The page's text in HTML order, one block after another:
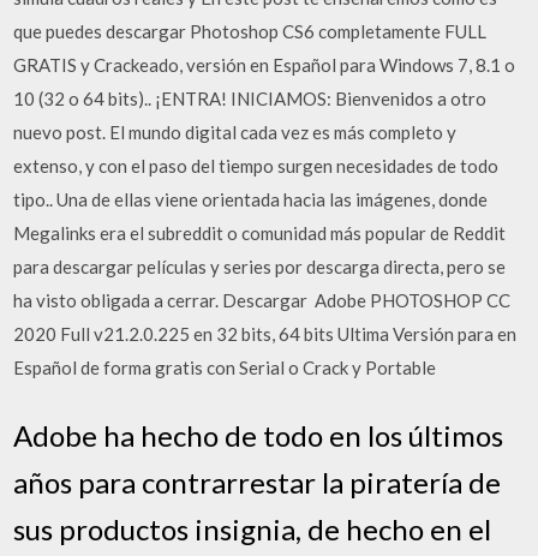
que puedes descargar Photoshop CS6 completamente FULL
GRATIS y Crackeado, versión en Español para Windows 7, 8.1 o
10 (32 o 64 bits).. ¡ENTRA! INICIAMOS: Bienvenidos a otro
nuevo post. El mundo digital cada vez es más completo y
extenso, y con el paso del tiempo surgen necesidades de todo
tipo.. Una de ellas viene orientada hacia las imágenes, donde
Megalinks era el subreddit o comunidad más popular de Reddit
para descargar películas y series por descarga directa, pero se
ha visto obligada a cerrar. Descargar ️ Adobe PHOTOSHOP CC
2020 Full v21.2.0.225 en 32 bits, 64 bits Ultima Versión para en
Español de forma gratis con Serial o Crack y Portable
Adobe ha hecho de todo en los últimos
años para contrarrestar la piratería de
sus productos insignia, de hecho en el